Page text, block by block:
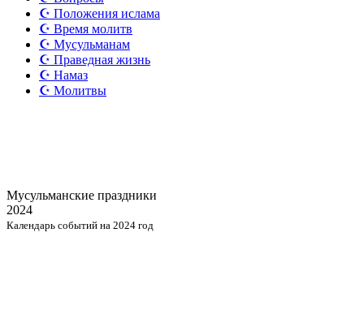
☪️ Положения ислама
☪️ Время молитв
☪️ Мусульманам
☪️ Праведная жизнь
☪️ Намаз
☪️ Молитвы
Мусульманские праздники
2024
Календарь событий на 2024 год